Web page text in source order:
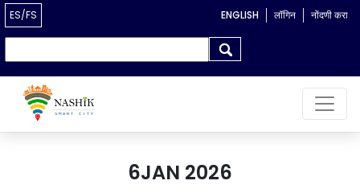
ES/FS ENGLISH लॉगिन नोंदणी करा
Search form
Search
6JAN 2026